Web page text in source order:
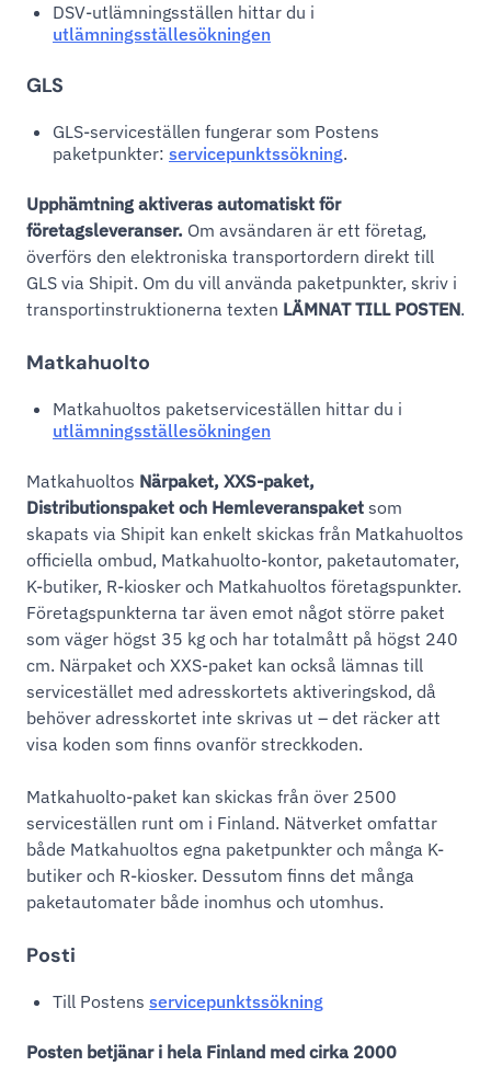
DSV-utlämningsställen hittar du i
utlämningsställesökningen
GLS
GLS-serviceställen fungerar som Postens
paketpunkter: servicepunktssökning.
Upphämtning aktiveras automatiskt för
företagsleveranser. Om avsändaren är ett företag,
överförs den elektroniska transportordern direkt till
GLS via Shipit. Om du vill använda paketpunkter, skriv i
transportinstruktionerna texten LÄMNAT TILL POSTEN.
Matkahuolto
Matkahuoltos paketserviceställen hittar du i
utlämningsställesökningen
Matkahuoltos Närpaket, XXS-paket,
Distributionspaket och Hemleveranspaket som
skapats via Shipit kan enkelt skickas från Matkahuoltos
officiella ombud, Matkahuolto-kontor, paketautomater,
K-butiker, R-kiosker och Matkahuoltos företagspunkter.
Företagspunkterna tar även emot något större paket
som väger högst 35 kg och har totalmått på högst 240
cm. Närpaket och XXS-paket kan också lämnas till
servicestället med adresskortets aktiveringskod, då
behöver adresskortet inte skrivas ut – det räcker att
visa koden som finns ovanför streckkoden.
Matkahuolto-paket kan skickas från över 2500
serviceställen runt om i Finland. Nätverket omfattar
både Matkahuoltos egna paketpunkter och många K-
butiker och R-kiosker. Dessutom finns det många
paketautomater både inomhus och utomhus.
Posti
Till Postens servicepunktssökning
Posten betjänar i hela Finland med cirka 2000